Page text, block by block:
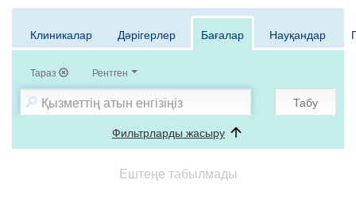
Клиникалар Дәрігерлер Бағалар Науқандар
Тараз Рентген
Табу
Фильтрларды жасыру
Ештеңе табылмады